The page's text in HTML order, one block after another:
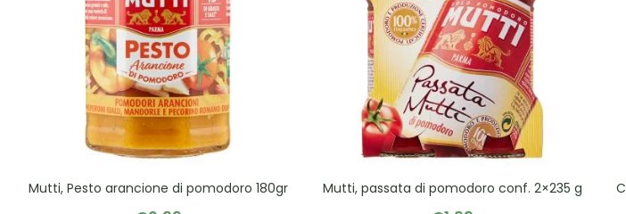
Mutti, Pesto arancione di pomodoro 180gr Mutti, passata di pomodoro conf. 2×235 g